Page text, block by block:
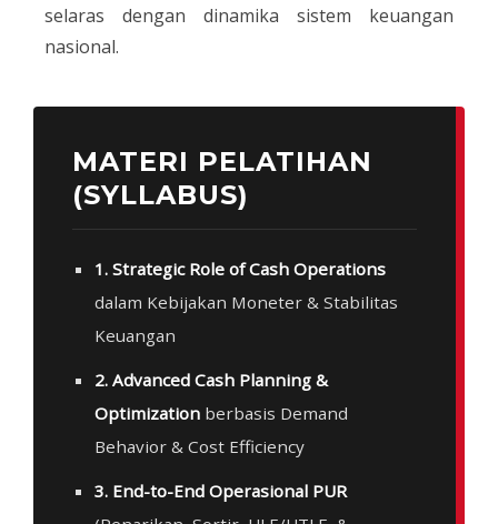
selaras dengan dinamika sistem keuangan
nasional.
MATERI PELATIHAN
(SYLLABUS)
1. Strategic Role of Cash Operations
dalam Kebijakan Moneter & Stabilitas
Keuangan
2. Advanced Cash Planning &
Optimization berbasis Demand
Behavior & Cost Efficiency
3. End-to-End Operasional PUR